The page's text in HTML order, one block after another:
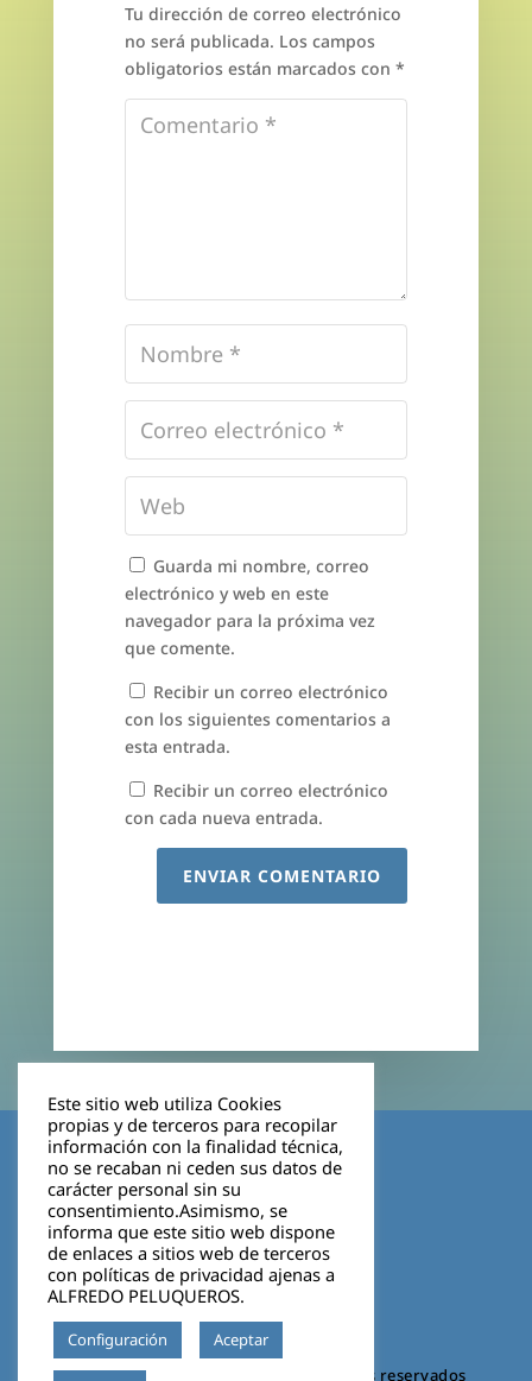
Tu dirección de correo electrónico
no será publicada. Los campos
obligatorios están marcados con *
Guarda mi nombre, correo
electrónico y web en este
navegador para la próxima vez
que comente.
Recibir un correo electrónico
con los siguientes comentarios a
esta entrada.
Recibir un correo electrónico
con cada nueva entrada.
ENVIAR COMENTARIO
Aviso legal
Política de privacidad
Cookies
©2026 VIGO BOSCO. Todos los derechos reservados
Este sitio web utiliza Cookies
propias y de terceros para recopilar
información con la finalidad técnica,
no se recaban ni ceden sus datos de
carácter personal sin su
consentimiento.Asimismo, se
informa que este sitio web dispone
de enlaces a sitios web de terceros
con políticas de privacidad ajenas a
ALFREDO PELUQUEROS.
Configuración Aceptar